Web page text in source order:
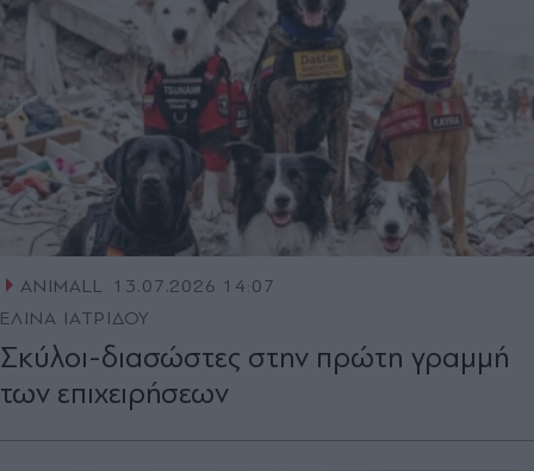
ANIMALL 13.07.2026 14:07
ΕΛΙΝΑ ΙΑΤΡΙΔΟΥ
Σκύλοι-διασώστες στην πρώτη γραμμή
των επιχειρήσεων